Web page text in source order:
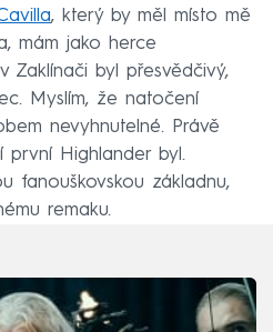
, který by měl místo mě
mám jako herce
Zaklínači byl přesvědčivý,
Myslím, že natočení
nevyhnutelné. Právě
Highlander byl.
fanouškovskou základnu,
remaku.